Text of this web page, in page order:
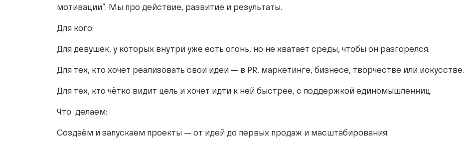
мотивации”. Мы про действие, развитие и результаты.
Для кого:
Для девушек, у которых внутри уже есть огонь, но не хватает среды, чтобы он разгорелся.
Для тех, кто хочет реализовать свои идеи — в PR, маркетинге, бизнесе, творчестве или искусстве.
Для тех, кто чётко видит цель и хочет идти к ней быстрее, с поддержкой единомышленниц.
Что делаем:
Создаём и запускаем проекты — от идей до первых продаж и масштабирования.